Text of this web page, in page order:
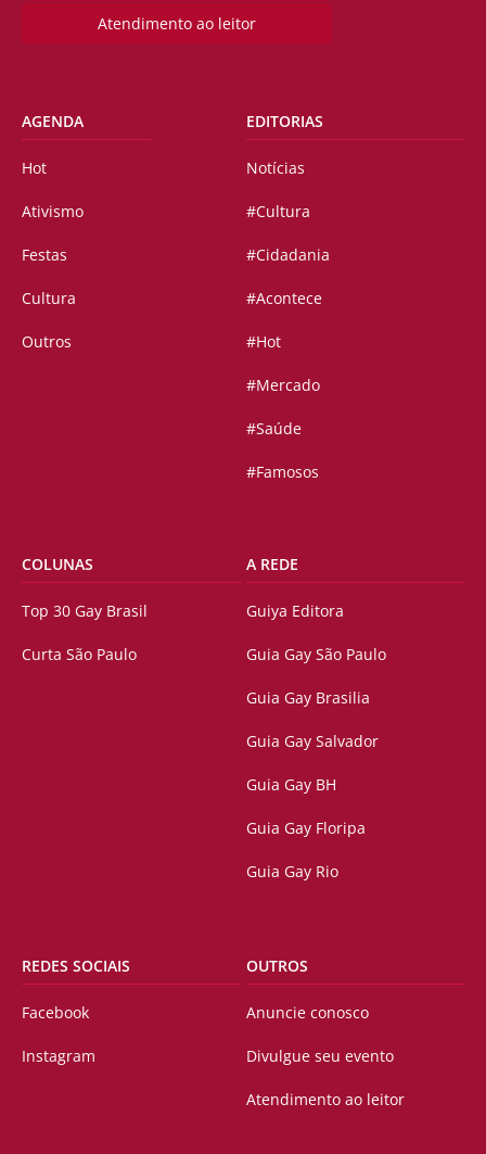
Atendimento ao leitor
AGENDA
Hot
Ativismo
Festas
Cultura
Outros
EDITORIAS
Notícias
#Cultura
#Cidadania
#Acontece
#Hot
#Mercado
#Saúde
#Famosos
COLUNAS
Top 30 Gay Brasil
Curta São Paulo
A REDE
Guiya Editora
Guia Gay São Paulo
Guia Gay Brasilia
Guia Gay Salvador
Guia Gay BH
Guia Gay Floripa
Guia Gay Rio
REDES SOCIAIS
Facebook
Instagram
OUTROS
Anuncie conosco
Divulgue seu evento
Atendimento ao leitor